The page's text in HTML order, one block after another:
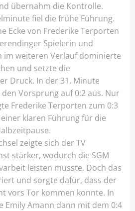
übernahm die Kontrolle.
fiel die frühe Führung.
Ecke von Frederike Terporten
Spielerin und
im weiteren Verlauf dominierte
und setzte die
Druck. In der 31. Minute
Vorsprung auf 0:2 aus. Nur
Frederike Terporten zum 0:3
klaren Führung für die
zeigte sich der TV
stärker, wodurch die SGM
leisten musste. Doch das
und sorgte dafür, dass der
vors Tor kommen konnte. In
Emily Amann dann mit dem 0:4